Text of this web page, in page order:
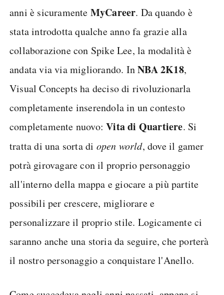
anni è sicuramente MyCareer. Da quando è
stata introdotta qualche anno fa grazie alla
collaborazione con Spike Lee, la modalità è
andata via via migliorando. InNBA 2K18,
Visual Concepts ha deciso di rivoluzionarla
completamente inserendola in un contesto
completamente nuovo:Vita di Quartiere. Si
tratta di una sorta di open world, dove il gamer
potrà girovagare con il proprio personaggio
all'interno della mappa e giocare a più partite
possibili per crescere, migliorare e
personalizzare il proprio stile. Logicamente ci
saranno anche una storia da seguire, che porterà
il nostro personaggio a conquistare l'Anello.